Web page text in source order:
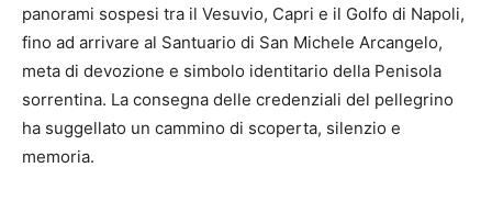
panorami sospesi tra il Vesuvio, Capri e il Golfo di Napoli,
fino ad arrivare al Santuario di San Michele Arcangelo,
meta di devozione e simbolo identitario della Penisola
sorrentina. La consegna delle credenziali del pellegrino
ha suggellato un cammino di scoperta, silenzio e
memoria.